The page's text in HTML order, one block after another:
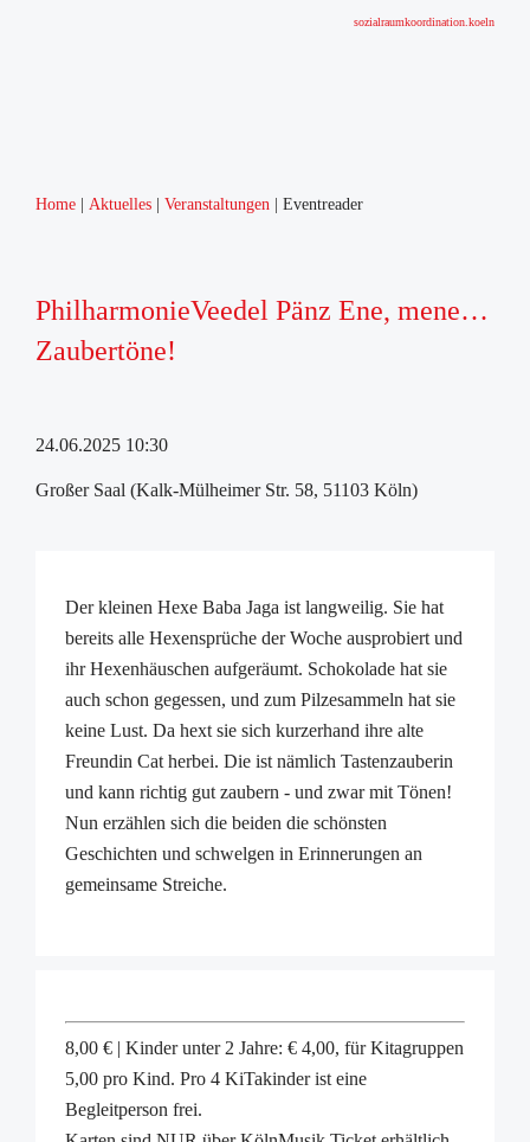
sozialraumkoordination.koeln
Home Aktuelles Veranstaltungen Eventreader
PhilharmonieVeedel Pänz Ene, mene…
Zaubertöne!
24.06.2025 10:30
Großer Saal (Kalk-Mülheimer Str. 58, 51103 Köln)
Der kleinen Hexe Baba Jaga ist langweilig. Sie hat
bereits alle Hexensprüche der Woche ausprobiert und
ihr Hexenhäuschen aufgeräumt. Schokolade hat sie
auch schon gegessen, und zum Pilzesammeln hat sie
keine Lust. Da hext sie sich kurzerhand ihre alte
Freundin Cat herbei. Die ist nämlich Tastenzauberin
und kann richtig gut zaubern - und zwar mit Tönen!
Nun erzählen sich die beiden die schönsten
Geschichten und schwelgen in Erinnerungen an
gemeinsame Streiche.
8,00 € | Kinder unter 2 Jahre: € 4,00, für Kitagruppen
5,00 pro Kind. Pro 4 KiTakinder ist eine
Begleitperson frei.